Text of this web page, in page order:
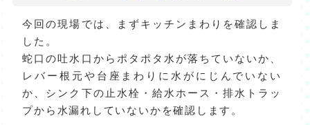
今回の現場では、まずキッチンまわりを確認しま
した。
蛇口の吐水口からポタポタ水が落ちていないか、
レバー根元や台座まわりに水がにじんでいない
か、シンク下の止水栓・給水ホース・排水トラッ
プから水漏れしていないかを確認します。